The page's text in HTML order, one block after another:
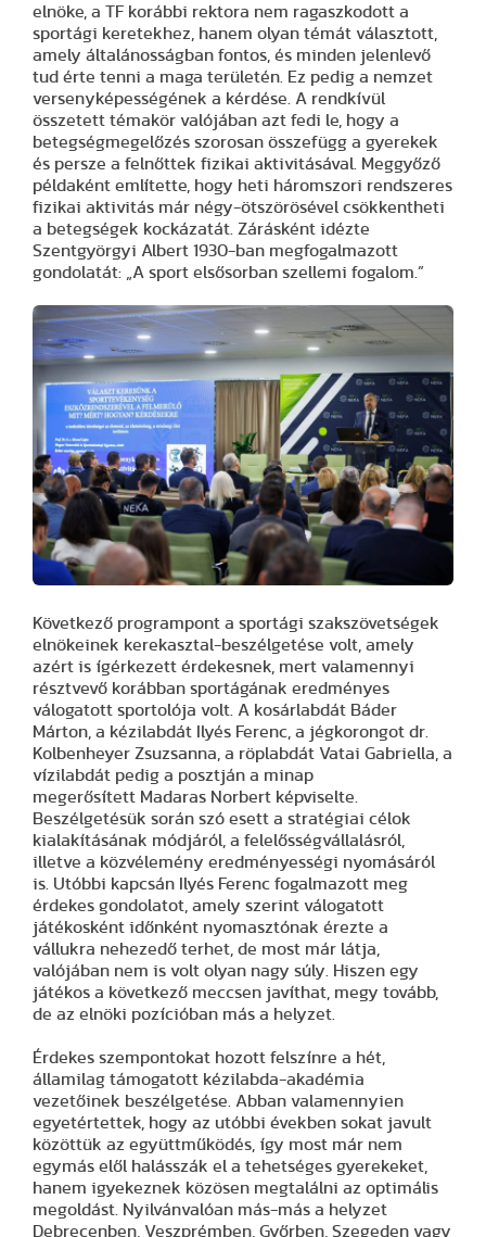
elnöke, a TF korábbi rektora nem ragaszkodott a
sportági keretekhez, hanem olyan témát választott,
amely általánosságban fontos, és minden jelenlevő
tud érte tenni a maga területén. Ez pedig a nemzet
versenyképességének a kérdése. A rendkívül
összetett témakör valójában azt fedi le, hogy a
betegségmegelőzés szorosan összefügg a gyerekek
és persze a felnőttek fizikai aktivitásával. Meggyőző
példaként említette, hogy heti háromszori rendszeres
fizikai aktivitás már négy-ötszörösével csökkentheti
a betegségek kockázatát. Zárásként idézte
Szentgyörgyi Albert 1930-ban megfogalmazott
gondolatát: „A sport elsősorban szellemi fogalom.”
Következő programpont a sportági szakszövetségek
elnökeinek kerekasztal-beszélgetése volt, amely
azért is ígérkezett érdekesnek, mert valamennyi
résztvevő korábban sportágának eredményes
válogatott sportolója volt. A kosárlabdát Báder
Márton, a kézilabdát Ilyés Ferenc, a jégkorongot dr.
Kolbenheyer Zsuzsanna, a röplabdát Vatai Gabriella, a
vízilabdát pedig a posztján a minap
megerősített Madaras Norbert képviselte.
Beszélgetésük során szó esett a stratégiai célok
kialakításának módjáról, a felelősségvállalásról,
illetve a közvélemény eredményességi nyomásáról
is. Utóbbi kapcsán Ilyés Ferenc fogalmazott meg
érdekes gondolatot, amely szerint válogatott
játékosként időnként nyomasztónak érezte a
vállukra nehezedő terhet, de most már látja,
valójában nem is volt olyan nagy súly. Hiszen egy
játékos a következő meccsen javíthat, megy tovább,
de az elnöki pozícióban más a helyzet.
Érdekes szempontokat hozott felszínre a hét,
államilag támogatott kézilabda-akadémia
vezetőinek beszélgetése. Abban valamennyien
egyetértettek, hogy az utóbbi években sokat javult
közöttük az együttműködés, így most már nem
egymás elől halásszák el a tehetséges gyerekeket,
hanem igyekeznek közösen megtalálni az optimális
megoldást. Nyilvánvalóan más-más a helyzet
Debrecenben, Veszprémben, Győrben, Szegeden vagy